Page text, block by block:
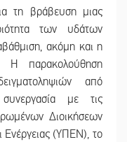
τη βράβευση μιας
των υδάτων
ακόμη και η
Η παρακολούθηση
από
με τις
Διοικήσεων
Ενέργειας (ΥΠΕΝ), το